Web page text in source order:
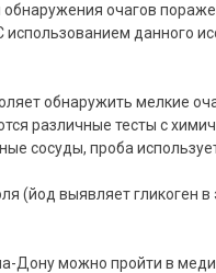
очагов
использованием данного
обнаружить мелкие
различные тесты с
сосуды, проба
(йод выявляет гликоген в
Дону можно пройти в